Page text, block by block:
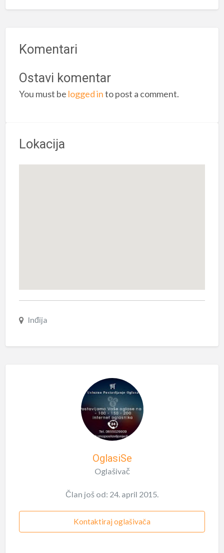
Komentari
Ostavi komentar
You must be logged into post a comment.
Lokacija
Inđija
OglasiSe
Oglašivač
Član još od: 24. april 2015.
Kontaktiraj oglašivača